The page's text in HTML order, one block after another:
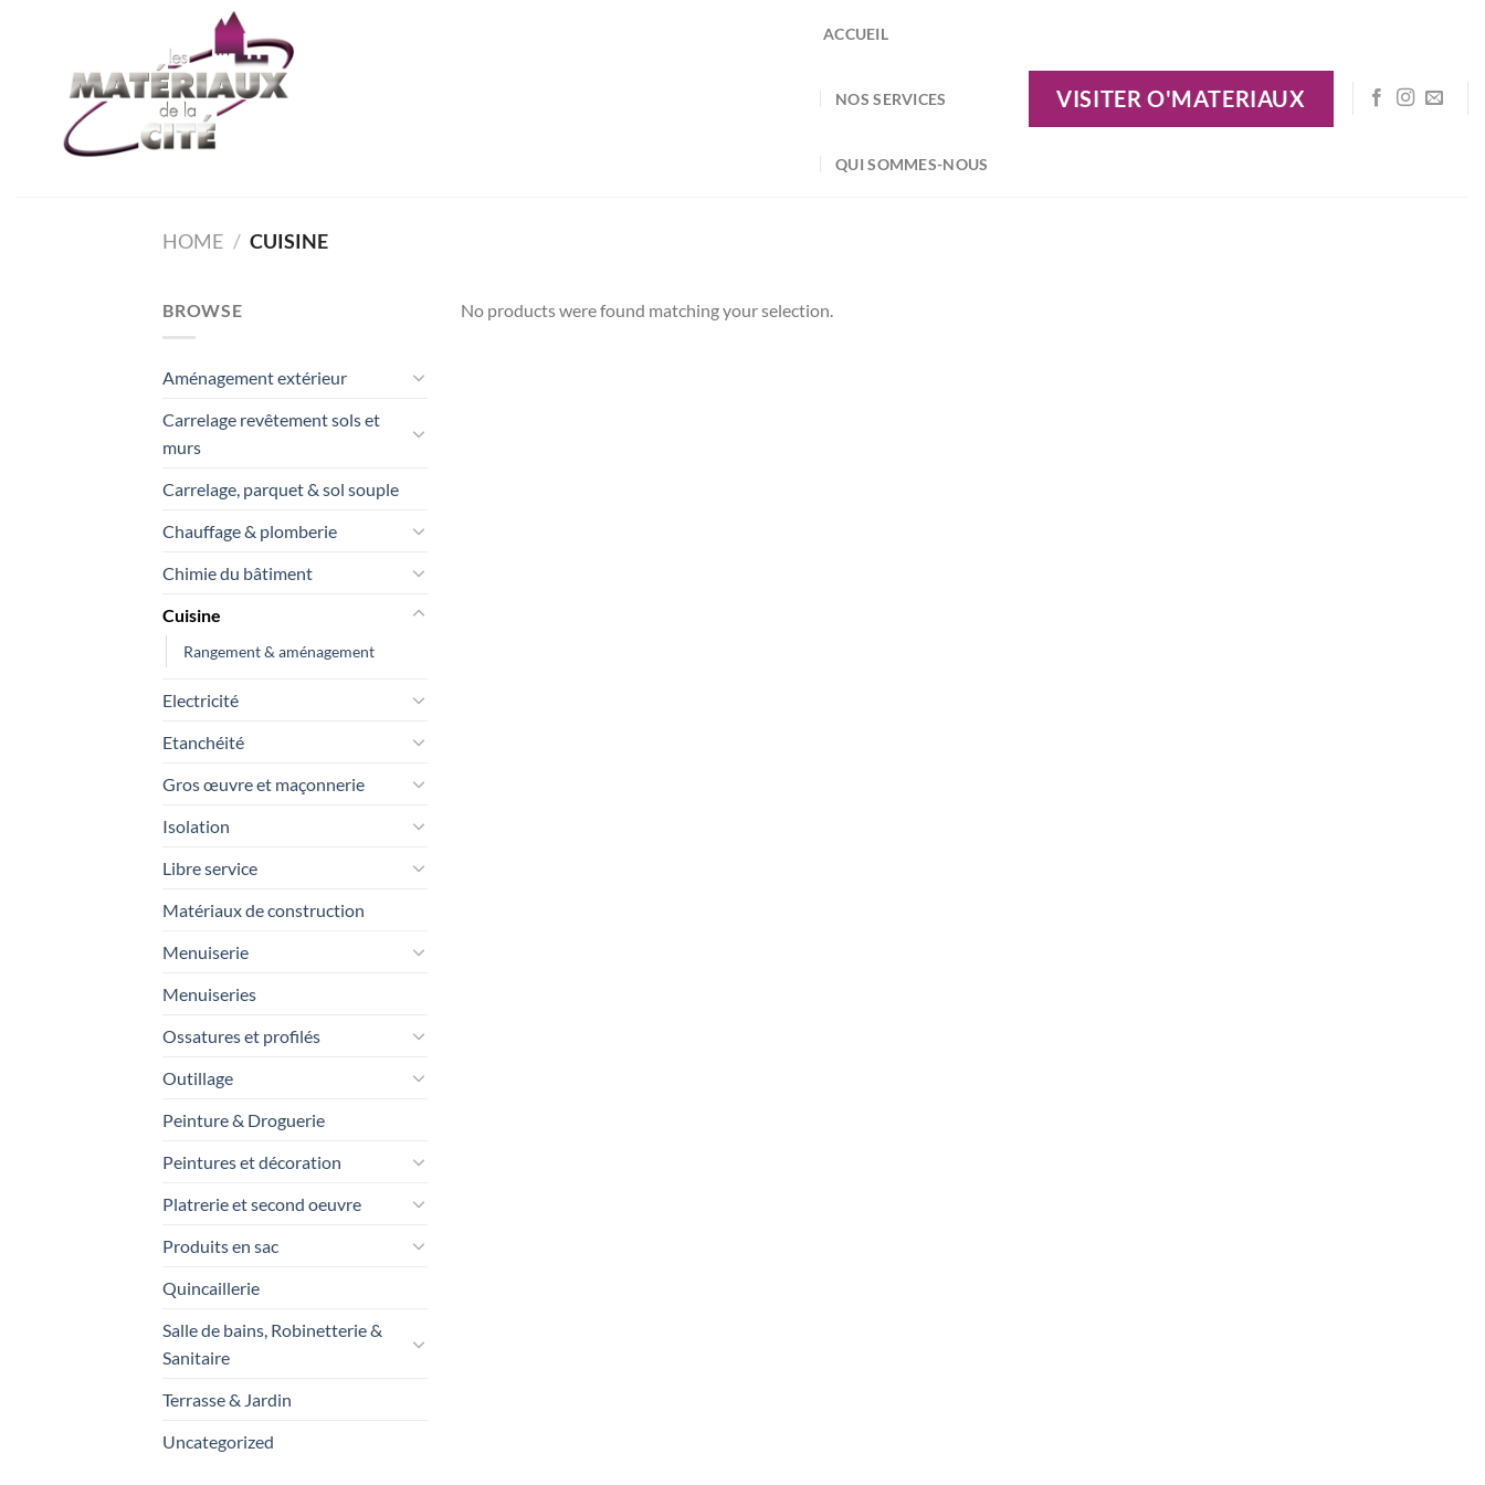
ACCUEIL
NOS SERVICES
QUI SOMMES-NOUS
VISITER O'MATERIAUX
HOME / CUISINE
BROWSE
Aménagement extérieur
Carrelage revêtement sols et
murs
Carrelage, parquet & sol souple
Chauffage & plomberie
Chimie du bâtiment
Cuisine
Rangement & aménagement
Electricité
Etanchéité
Gros œuvre et maçonnerie
Isolation
Libre service
Matériaux de construction
Menuiserie
Menuiseries
Ossatures et profilés
Outillage
Peinture & Droguerie
Peintures et décoration
Platrerie et second oeuvre
Produits en sac
Quincaillerie
Salle de bains, Robinetterie &
Sanitaire
Terrasse & Jardin
Uncategorized
No products were found matching your selection.